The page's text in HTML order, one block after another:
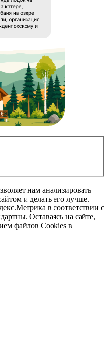
нам анализировать
и делать его лучше.
в соответствии с
Оставаясь на сайте,
файлов Cookies в